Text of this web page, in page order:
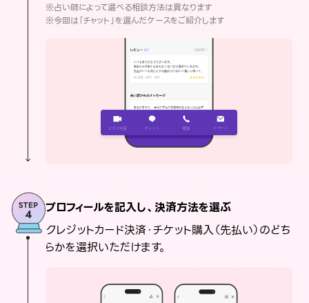
※占い師によって選べる相談方法は異なります
※今回は「チャット」を選んだケースをご紹介します
プロフィールを記入し、決済方法を選ぶ
クレジットカード決済・チケット購入（先払い）のどち
らかを選択いただけます。